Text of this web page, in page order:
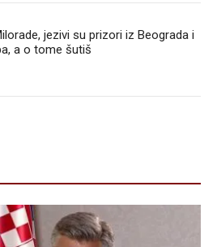
jezivi su prizori iz Beograda i
a o tome šutiš